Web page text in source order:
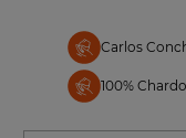
Carlos
100%